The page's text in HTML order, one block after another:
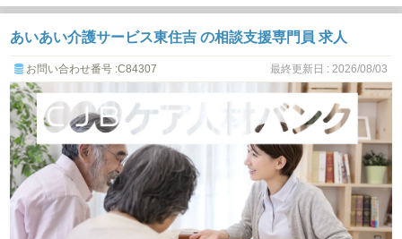
あいあい介護サービス東住吉 の相談支援専門員 求人
お問い合わせ番号 :C84307 最終更新日 : 2026/08/03